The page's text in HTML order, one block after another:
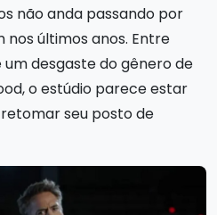
não anda passando por
últimos anos. Entre
desgaste do gênero de
o estúdio parece estar
seu posto de